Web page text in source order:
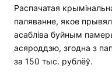
Распачатая
паляванне, якое
асабліва буйным
асяроддзю, згодна з
за 150 тыс. рублёў.